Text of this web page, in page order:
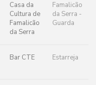
Casa da
Cultura de
Famalicão
da Serra
Famalicão
da Serra -
Guarda
Bar CTE Estarreja